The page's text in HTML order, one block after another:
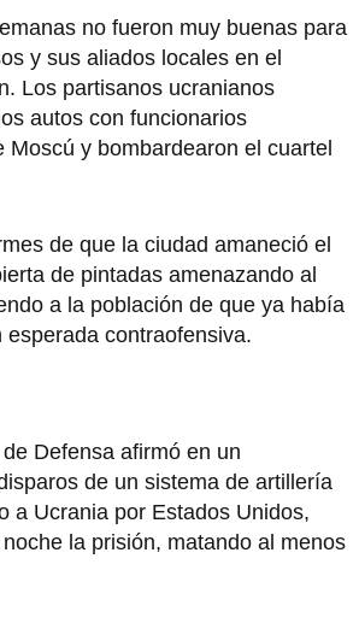
no fueron muy buenas para
y sus aliados locales en el
Los partisanos ucranianos
autos con funcionarios
Moscú y bombardearon el cuartel
de que la ciudad amaneció el
de pintadas amenazando al
a la población de que ya había
contraofensiva.
Defensa afirmó en un
de un sistema de artillería
a Ucrania por Estados Unidos,
la prisión, matando al menos